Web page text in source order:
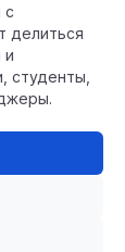
с
делиться
и
студенты,